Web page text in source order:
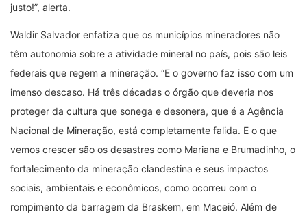
justo!”, alerta.
Waldir Salvador enfatiza que os municípios mineradores não
têm autonomia sobre a atividade mineral no país, pois são leis
federais que regem a mineração. “E o governo faz isso com um
imenso descaso. Há três décadas o órgão que deveria nos
proteger da cultura que sonega e desonera, que é a Agência
Nacional de Mineração, está completamente falida. E o que
vemos crescer são os desastres como Mariana e Brumadinho, o
fortalecimento da mineração clandestina e seus impactos
sociais, ambientais e econômicos, como ocorreu com o
rompimento da barragem da Braskem, em Maceió. Além de